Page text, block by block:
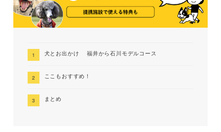
犬とお出かけ 福井から石川モデルコース
ここもおすすめ！
まとめ